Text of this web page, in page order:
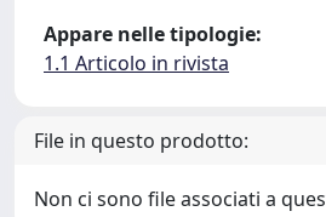
Appare nelle tipologie:
1.1 Articolo in rivista
File in questo prodotto:
Non ci sono file associati a